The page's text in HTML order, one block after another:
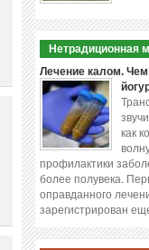
Нетрадиционная
Лечение калом. Чем
как
профилактики
более полувека.
оправданного
зарегистрирован